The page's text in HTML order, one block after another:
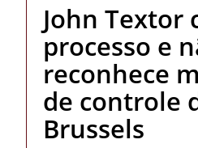
John Textor
processo e
reconhece
de controle
Brussels